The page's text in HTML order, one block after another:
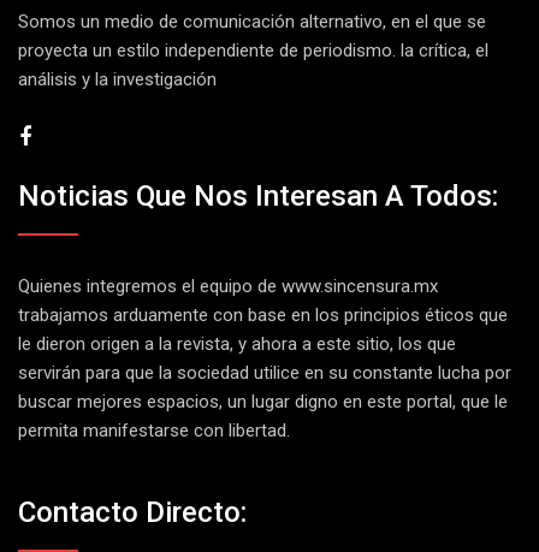
Somos un medio de comunicación alternativo, en el que se
proyecta un estilo independiente de periodismo. la crítica, el
análisis y la investigación
Noticias Que Nos Interesan A Todos:
Quienes integremos el equipo de www.sincensura.mx
trabajamos arduamente con base en los principios éticos que
le dieron origen a la revista, y ahora a este sitio, los que
servirán para que la sociedad utilice en su constante lucha por
buscar mejores espacios, un lugar digno en este portal, que le
permita manifestarse con libertad.
Contacto Directo: